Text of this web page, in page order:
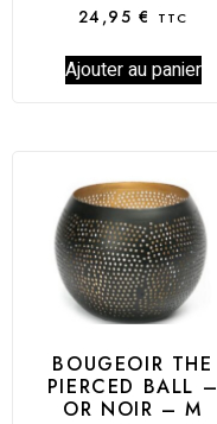
24,95€ TTC
Ajouter au panier
BOUGEOIR THE
PIERCED BALL –
OR NOIR – M